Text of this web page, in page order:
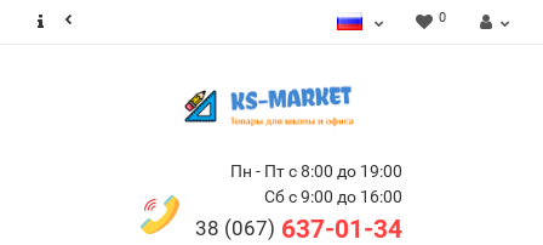
0
Пн - Пт с 8:00 до 19:00
Сб с 9:00 до 16:00
38 (067) 637-01-34